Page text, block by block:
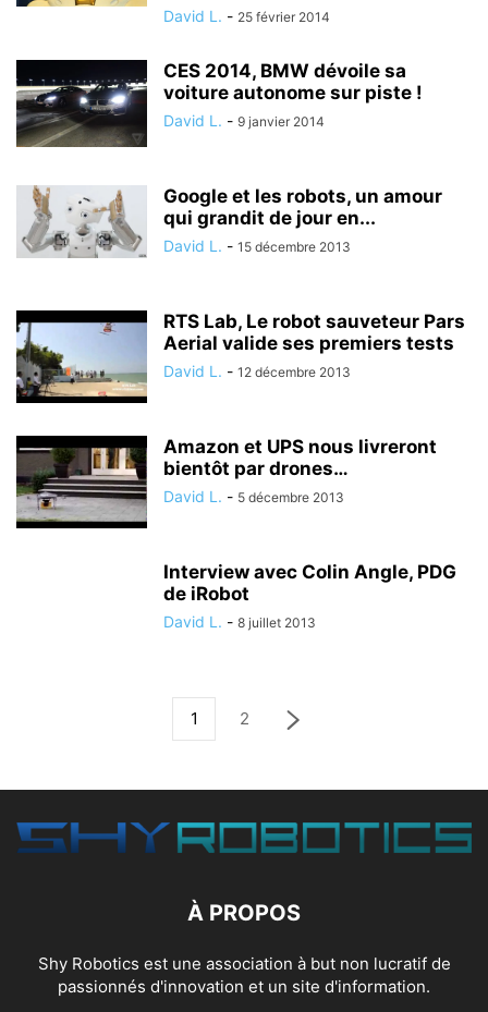
David L. - 25 février 2014
CES 2014, BMW dévoile sa
voiture autonome sur piste !
David L. - 9 janvier 2014
Google et les robots, un amour
qui grandit de jour en...
David L. - 15 décembre 2013
RTS Lab, Le robot sauveteur Pars
Aerial valide ses premiers tests
David L. - 12 décembre 2013
Amazon et UPS nous livreront
bientôt par drones…
David L. - 5 décembre 2013
Interview avec Colin Angle, PDG
de iRobot
David L. - 8 juillet 2013
1 2
À PROPOS
Shy Robotics est une association à but non lucratif de
passionnés d'innovation et un site d'information.